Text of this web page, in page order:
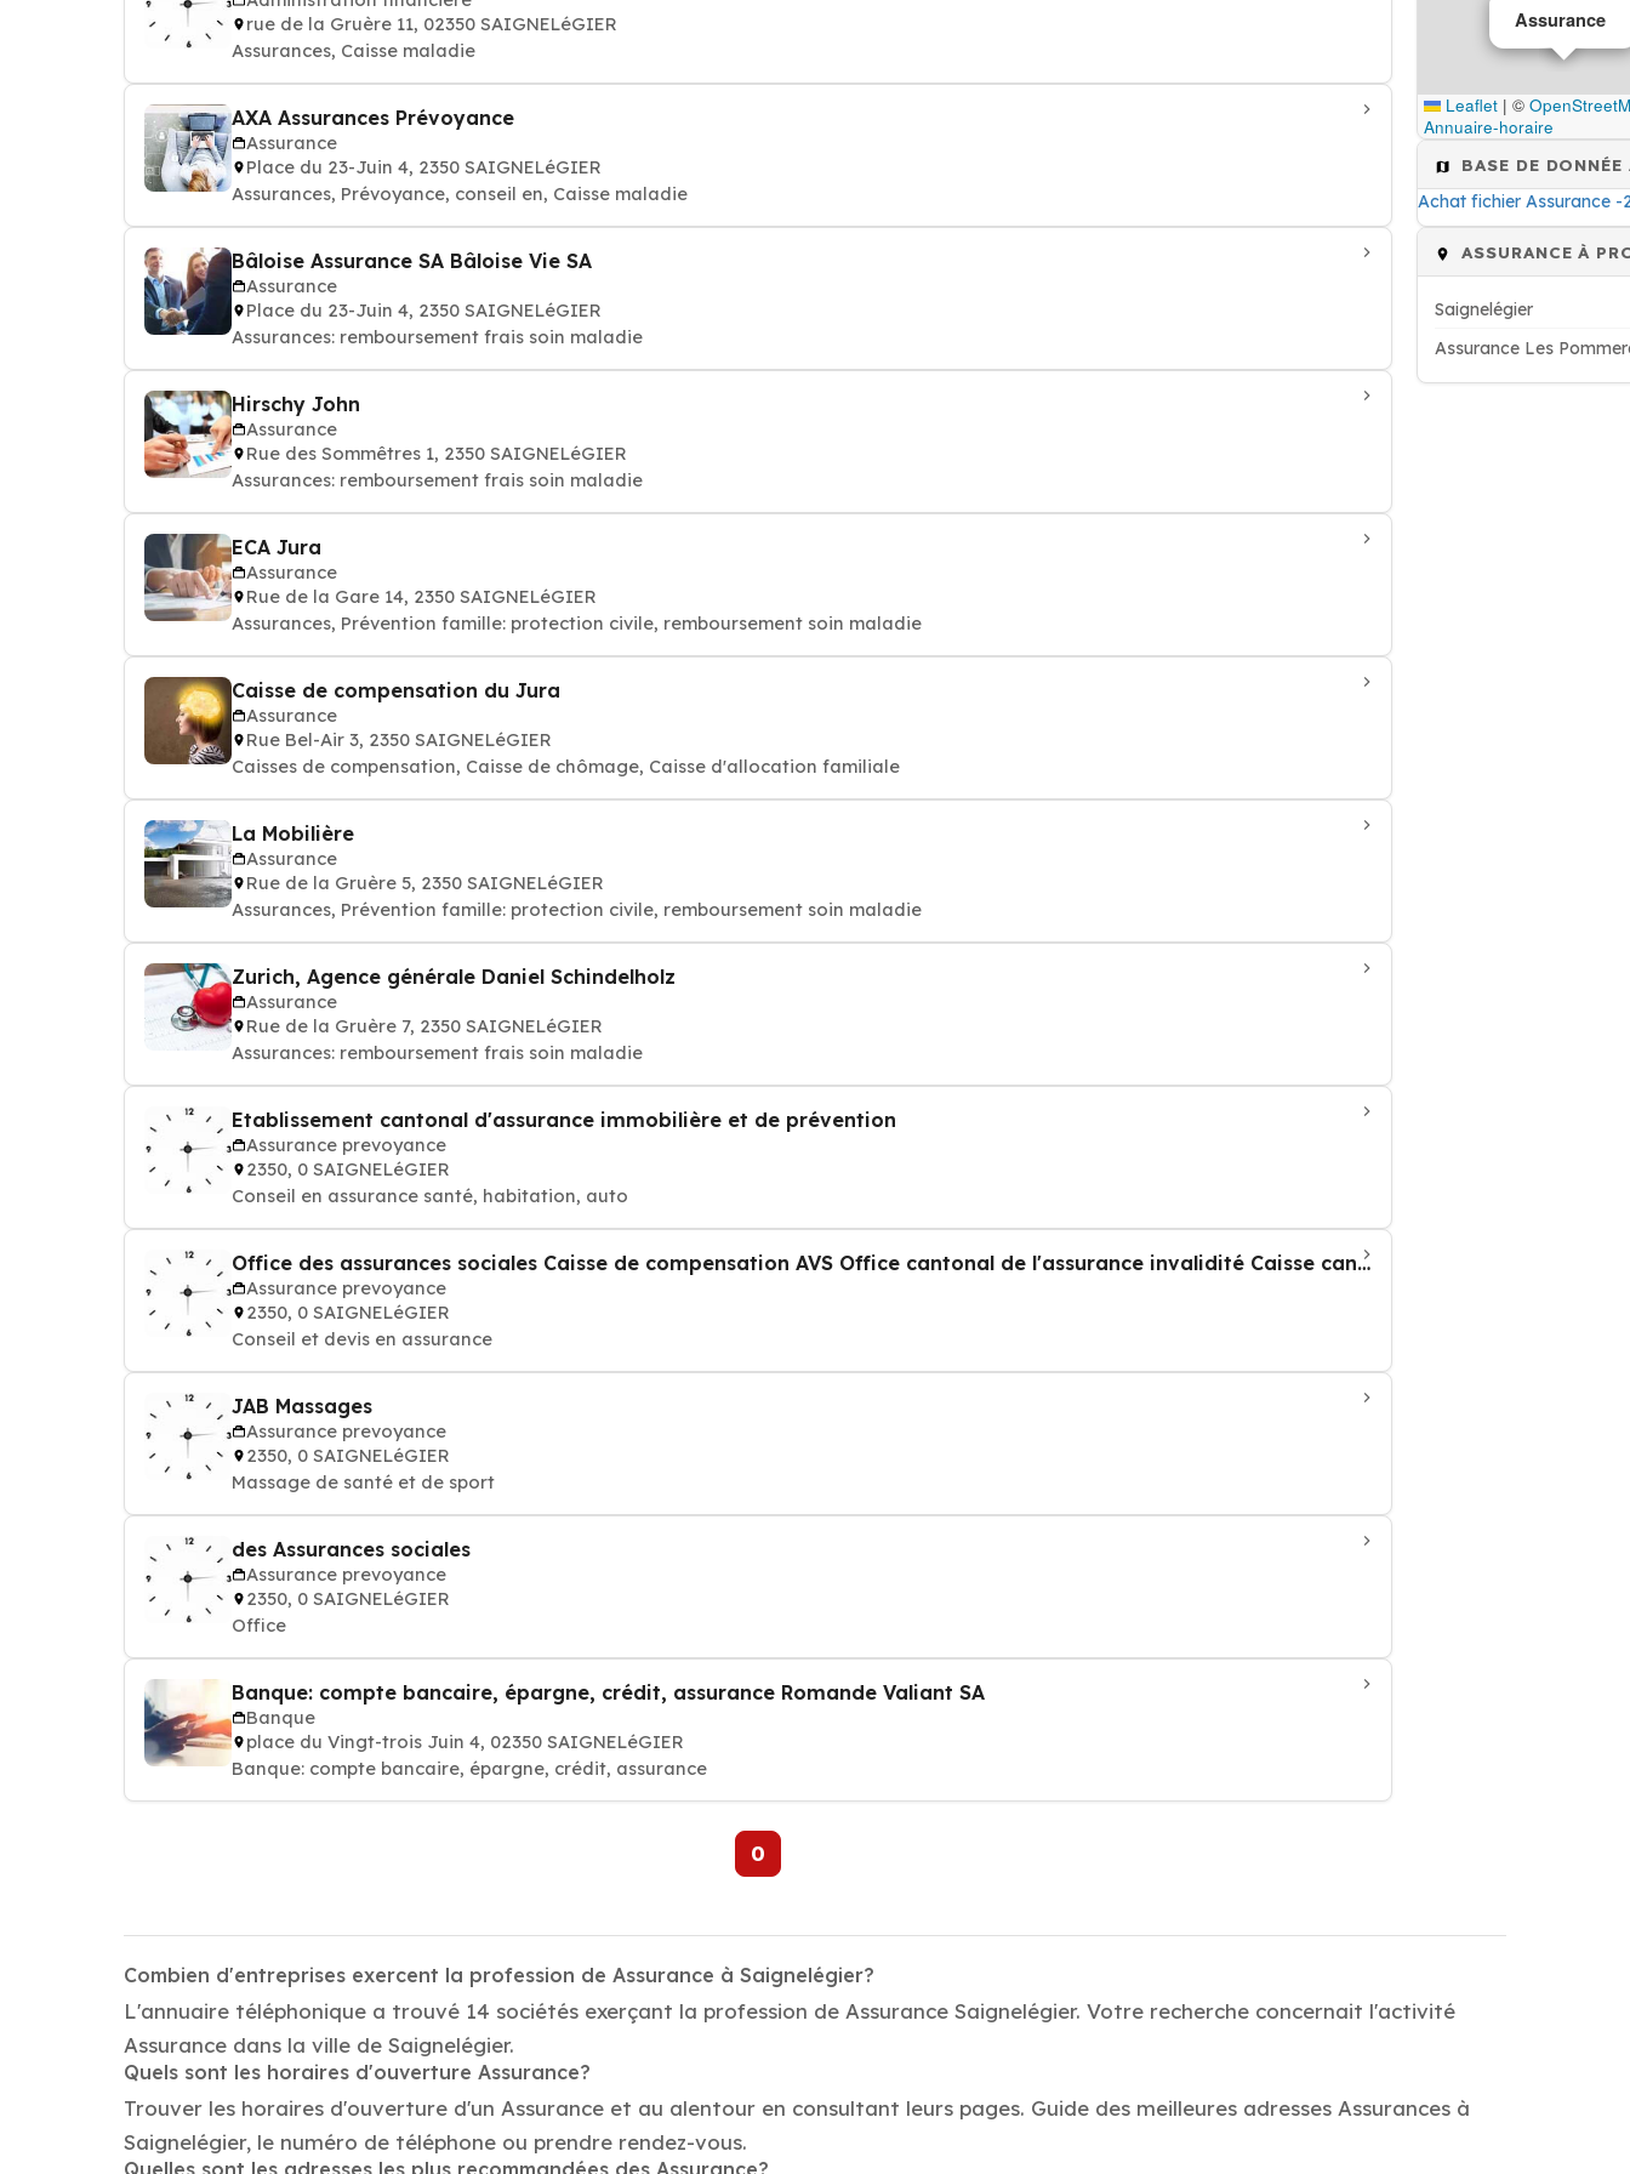
rue de la Gruère 11, 02350 SAIGNELéGIER
Assurances, Caisse maladie
AXA Assurances Prévoyance
Assurance
Place du 23-Juin 4, 2350 SAIGNELéGIER
Assurances, Prévoyance, conseil en, Caisse maladie
Bâloise Assurance SA Bâloise Vie SA
Assurance
Place du 23-Juin 4, 2350 SAIGNELéGIER
Assurances: remboursement frais soin maladie
Hirschy John
Assurance
Rue des Sommêtres 1, 2350 SAIGNELéGIER
Assurances: remboursement frais soin maladie
ECA Jura
Assurance
Rue de la Gare 14, 2350 SAIGNELéGIER
Assurances, Prévention famille: protection civile, remboursement soin maladie
Caisse de compensation du Jura
Assurance
Rue Bel-Air 3, 2350 SAIGNELéGIER
Caisses de compensation, Caisse de chômage, Caisse d'allocation familiale
La Mobilière
Assurance
Rue de la Gruère 5, 2350 SAIGNELéGIER
Assurances, Prévention famille: protection civile, remboursement soin maladie
Zurich, Agence générale Daniel Schindelholz
Assurance
Rue de la Gruère 7, 2350 SAIGNELéGIER
Assurances: remboursement frais soin maladie
Etablissement cantonal d'assurance immobilière et de prévention
Assurance prevoyance
2350, 0 SAIGNELéGIER
Conseil en assurance santé, habitation, auto
Office des assurances sociales Caisse de compensation AVS Office cantonal de l'assurance invalidité Caisse cantonale d'a
Assurance prevoyance
2350, 0 SAIGNELéGIER
Conseil et devis en assurance
JAB Massages
Assurance prevoyance
2350, 0 SAIGNELéGIER
Massage de santé et de sport
des Assurances sociales
Assurance prevoyance
2350, 0 SAIGNELéGIER
Office
Banque: compte bancaire, épargne, crédit, assurance Romande Valiant SA
Banque
place du Vingt-trois Juin 4, 02350 SAIGNELéGIER
Banque: compte bancaire, épargne, crédit, assurance
0
Assurance
Leaflet | ©
Annuaire-horaire
BASE DE DONNÉE
Achat fichier Assurance -
ASSURANCE À
Saignelégier
Assurance Les
Combien d'entreprises exercent la profession de Assurance à Saignelégier?
L'annuaire téléphonique a trouvé 14 sociétés exerçant la profession de Assurance Saignelégier. Votre recherche concernait l'activité
Assurance dans la ville de Saignelégier.
Quels sont les horaires d'ouverture Assurance?
Trouver les horaires d'ouverture d'un Assurance et au alentour en consultant leurs pages. Guide des meilleures adresses Assurances à
Saignelégier, le numéro de téléphone ou prendre rendez-vous.
Quelles sont les adresses les plus recommandées des Assurance?